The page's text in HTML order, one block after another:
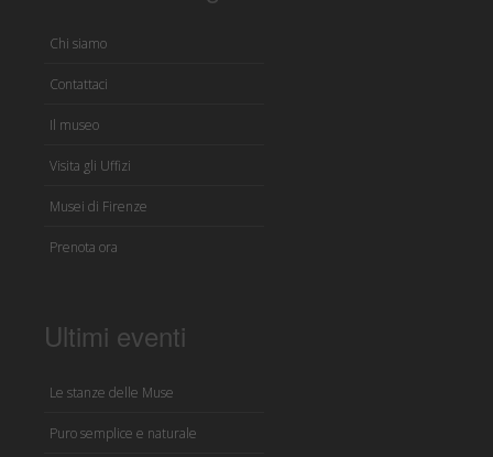
Chi siamo
Contattaci
Il museo
Visita gli Uffizi
Musei di Firenze
Prenota ora
Ultimi eventi
Le stanze delle Muse
Puro semplice e naturale